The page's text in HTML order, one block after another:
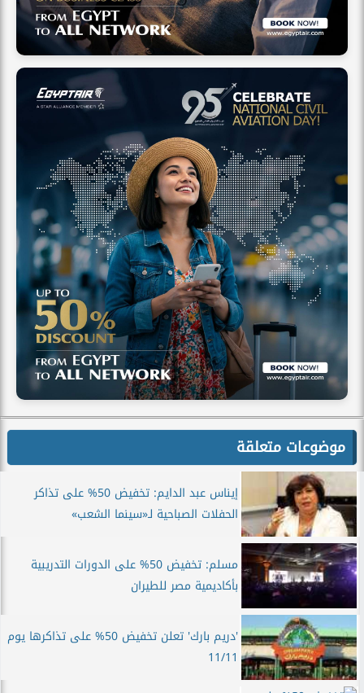
موضوعات متعلقة
إيناس عبد الدايم: تخفيض 50% على تذاكر
الحفلات الصباحية لـ«سينما الشعب»
مسلم: تخفيض 50% على الدورات التدريبية
بأكاديمية مصر للطيران
'دريم بارك' تعلن تخفيض 50% على تذاكرها يوم
11/11